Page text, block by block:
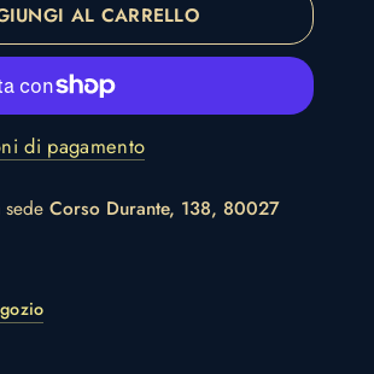
AL CARRELLO
di pagamento
sedeCorso Durante, 138, 80027